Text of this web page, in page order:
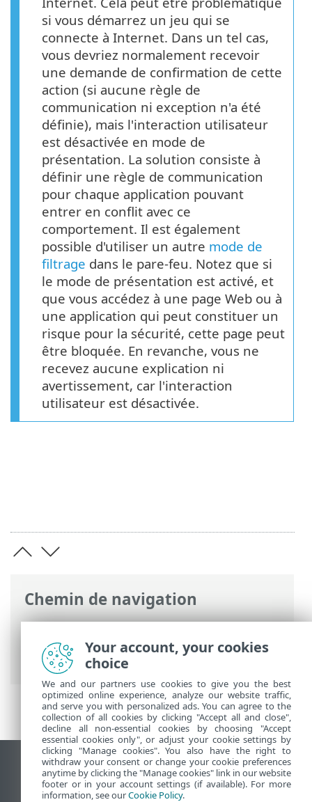
Chemin de navigation
Aide en ligne ESET>ESET Endpoint
Security >Configuration avancée> Mode
de présentation
si vous démarrez un jeu qui se
connecte à Internet. Dans un tel cas,
vous devriez normalement recevoir
une demande de confirmation de cette
action (si aucune règle de
communication ni exception n'a été
définie), mais l'interaction utilisateur
est désactivée en mode de
présentation. La solution consiste à
définir une règle de communication
pour chaque application pouvant
entrer en conflit avec ce
comportement. Il est également
possible d'utiliser un autre mode de
filtrage dans le pare-feu. Notez que si
le mode de présentation est activé, et
que vous accédez à une page Web ou à
une application qui peut constituer un
risque pour la sécurité, cette page peut
être bloquée. En revanche, vous ne
recevez aucune explication ni
avertissement, car l'interaction
utilisateur est désactivée.
Afficher le site des postes de travail
End of Life
Your account, your cookies
choice
We and our partners use cookies to give you the best
optimized online experience, analyze our website traffic,
and serve you with personalized ads. You can agree to the
collection of all cookies by clicking "Accept all and close",
decline all non-essential cookies by choosing "Accept
essential cookies only", or adjust your cookie settings by
clicking "Manage cookies". You also have the right to
withdraw your consent or change your cookie preferences
anytime by clicking the "Manage cookies" link in our website
footer or in your account settings (if available). For more
information, see ourCookie Policy.